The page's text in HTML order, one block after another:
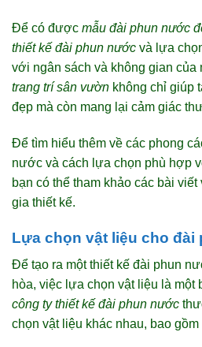
Để có được mẫu đài phun nước
thiết kế đài phun nước và lựa
với ngân sách và không gian của
trang trí sân vườn không chỉ giúp
đẹp mà còn mang lại cảm giác
Để tìm hiểu thêm về các phong
nước và cách lựa chọn phù hợp
bạn có thể tham khảo các bài
gia thiết kế.
Lựa chọn vật liệu cho đài
Để tạo ra một thiết kế đài phun
hòa, việc lựa chọn vật liệu là một
công ty thiết kế đài phun nước
chọn vật liệu khác nhau, bao